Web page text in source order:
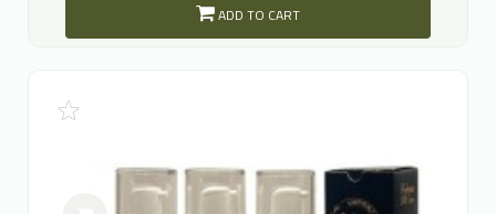
ADD TO CART